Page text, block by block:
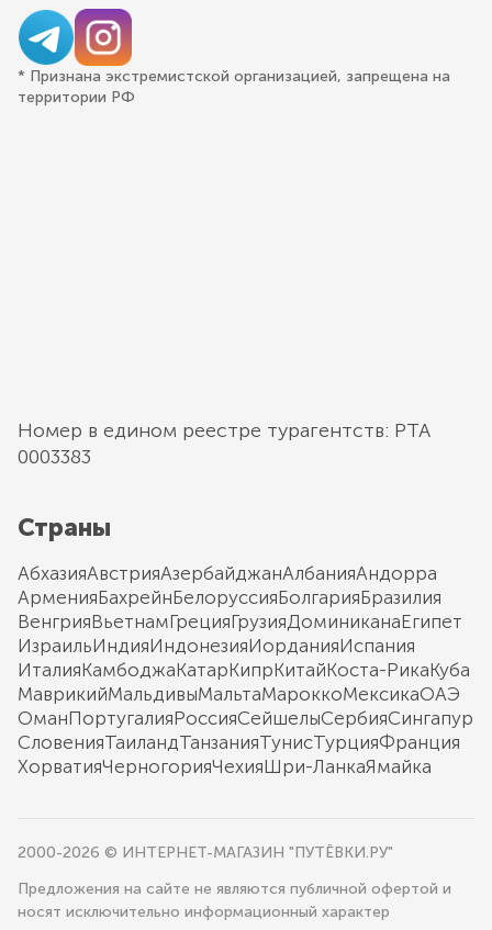
* Признана экстремистской организацией, запрещена на
территории РФ
Номер в едином реестре турагентств: РТА
0003383
Страны
АбхазияАвстрияАзербайджанАлбанияАндорра
АрменияБахрейнБелоруссияБолгарияБразилия
ВенгрияВьетнамГрецияГрузияДоминиканаЕгипет
ИзраильИндияИндонезияИорданияИспания
ИталияКамбоджаКатарКипрКитайКоста-РикаКуба
МаврикийМальдивыМальтаМароккоМексикаОАЭ
ОманПортугалияРоссияСейшелыСербияСингапур
СловенияТаиландТанзанияТунисТурцияФранция
ХорватияЧерногорияЧехияШри-ЛанкаЯмайка
2000-2026 © ИНТЕРНЕТ-МАГАЗИН "ПУТЁВКИ.РУ"
Предложения на сайте не являются публичной офертой и
носят исключительно информационный характер